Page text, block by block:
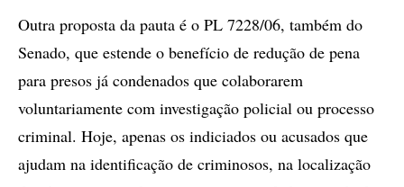
Outra proposta da pauta é o PL 7228/06, também do
Senado, que estende o benefício de redução de pena
para presos já condenados que colaborarem
voluntariamente com investigação policial ou processo
criminal. Hoje, apenas os indiciados ou acusados que
ajudam na identificação de criminosos, na localização